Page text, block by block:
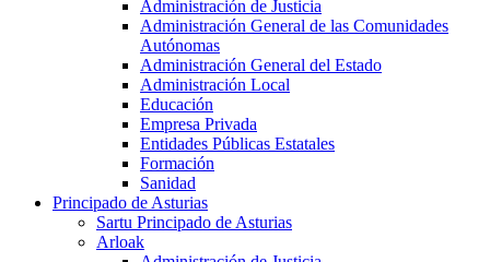
Administración de Justicia
Administración General de las Comunidades
Autónomas
Administración General del Estado
Administración Local
Educación
Empresa Privada
Entidades Públicas Estatales
Formación
Sanidad
Principado de Asturias
Sartu Principado de Asturias
Arloak